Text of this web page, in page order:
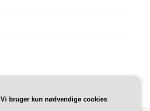
Vi bruger kun nødvendige cookies